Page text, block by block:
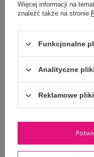
Dostawa od 7,99 zł
Do darmowej dostawy
100 dni na zwrot
Więcej informacji na
znaleźć także na stronie
Funkcjonalne
Analityczne
Reklamowe